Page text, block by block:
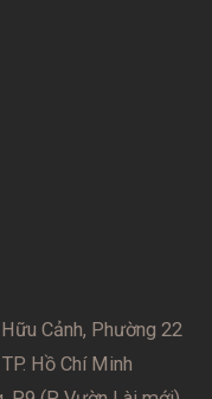
Cảnh, Phường 22
Hồ Chí Minh